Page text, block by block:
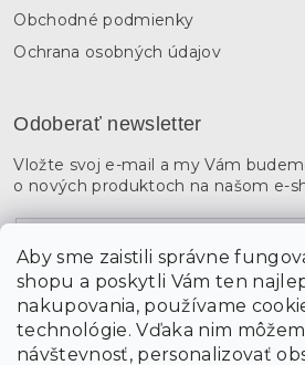
Aby sme zaistili správne
shopu a poskytli Vám ten
nakupovania, používame
technológie. Vďaka nim
návštevnosť, personalizovať
Obchodné podmienky
Ochrana osobných údajov
Odoberať newsletter
Vložte svoj e-mail a my Vám
o nových produktoch na našom e-
Vložením údajov súhlasíte s
osobných údajov
PRIHLÁSIŤ SA